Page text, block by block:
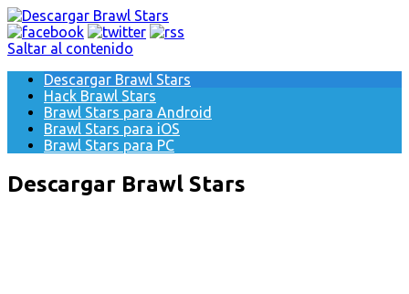
Saltar al contenido
Descargar Brawl Stars
Hack Brawl Stars
Brawl Stars para Android
Brawl Stars para iOS
Brawl Stars para PC
Descargar Brawl Stars